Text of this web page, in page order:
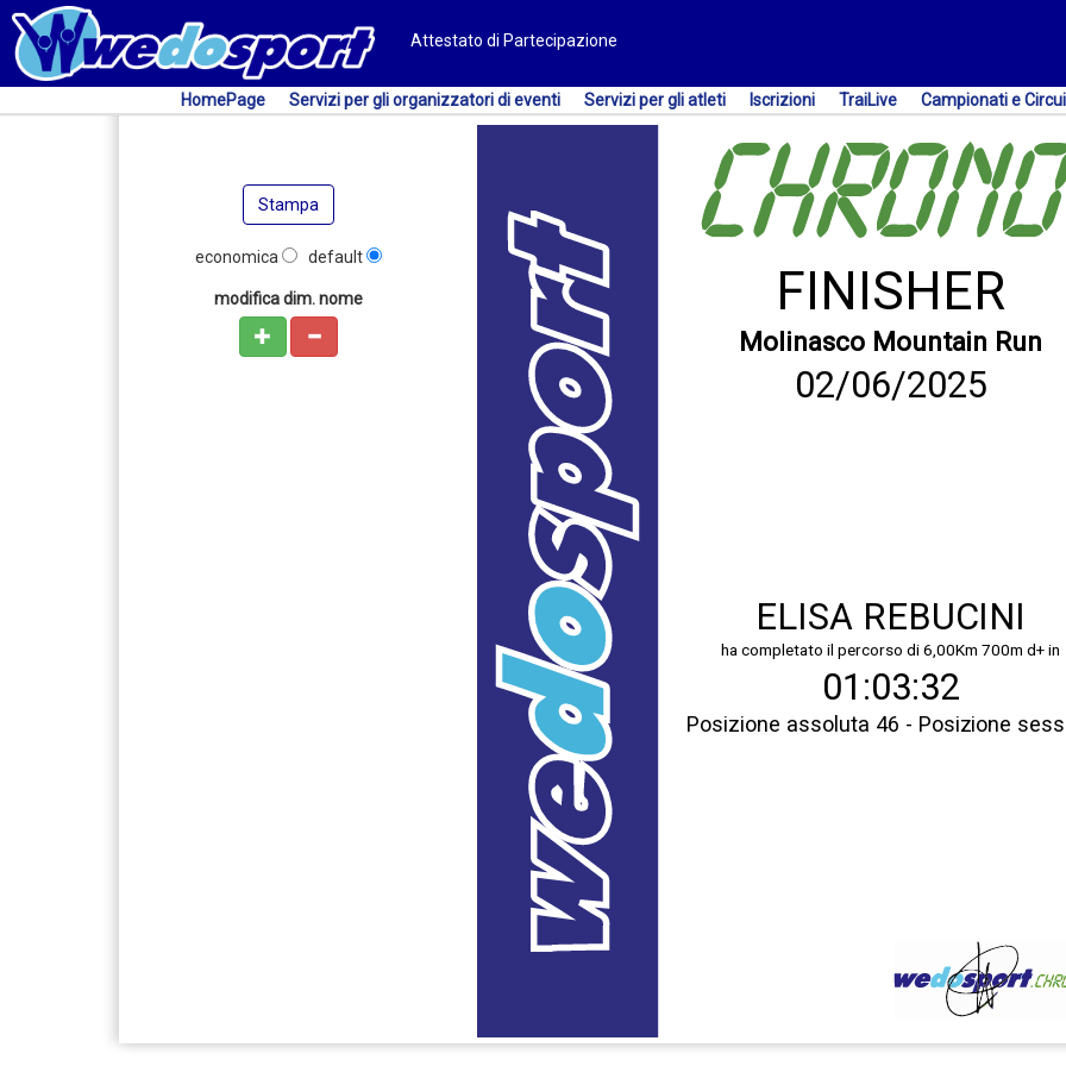
Attestato di Partecipazione
HomePage Servizi per gli organizzatori di eventi Servizi per gli atleti Iscrizioni TraiLive Campionati e
Stampa
economica default
modifica dim. nome FINISHER
Molinasco Mountain Run
ELISA REBUCINI
ha completato il percorso di 6,00Km 700m d+ in
Posizione assoluta 46 - Posizione
01:03:32
02/06/2025